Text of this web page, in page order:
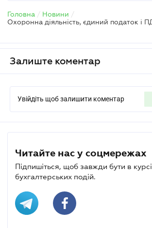
Головна / Новини /
Залиште коментар
Увійдіть щоб залишити коментар
Читайте нас у соцмережах
Підпишіться, щоб завжди бути в курсі
бухгалтерських подій.